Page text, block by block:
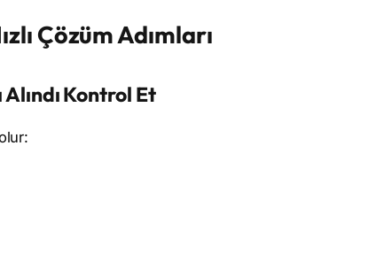
Çözüm Adımları
Kontrol Et